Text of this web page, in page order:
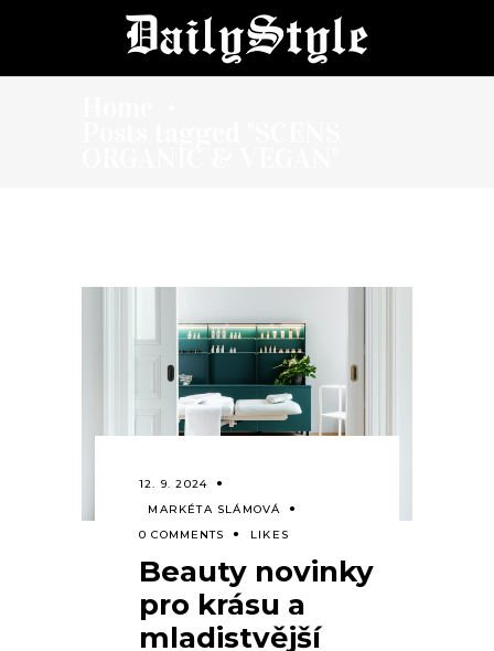
12. 9. 2024
MARKÉTA SLÁMOVÁ
0 COMMENTS
LIKES
Beauty novinky
pro krásu a
mladistvější